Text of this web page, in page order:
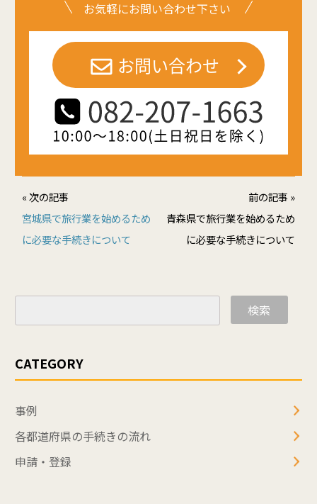
お気軽にお問い合わせ下さい
« 次の記事
宮城県で旅行業を始めるため
に必要な手続きについて
前の記事 »
青森県で旅行業を始めるため
に必要な手続きについて
検索
CATEGORY
事例
各都道府県の手続きの流れ
申請・登録